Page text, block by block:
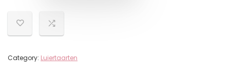
Category: Luiertaarten